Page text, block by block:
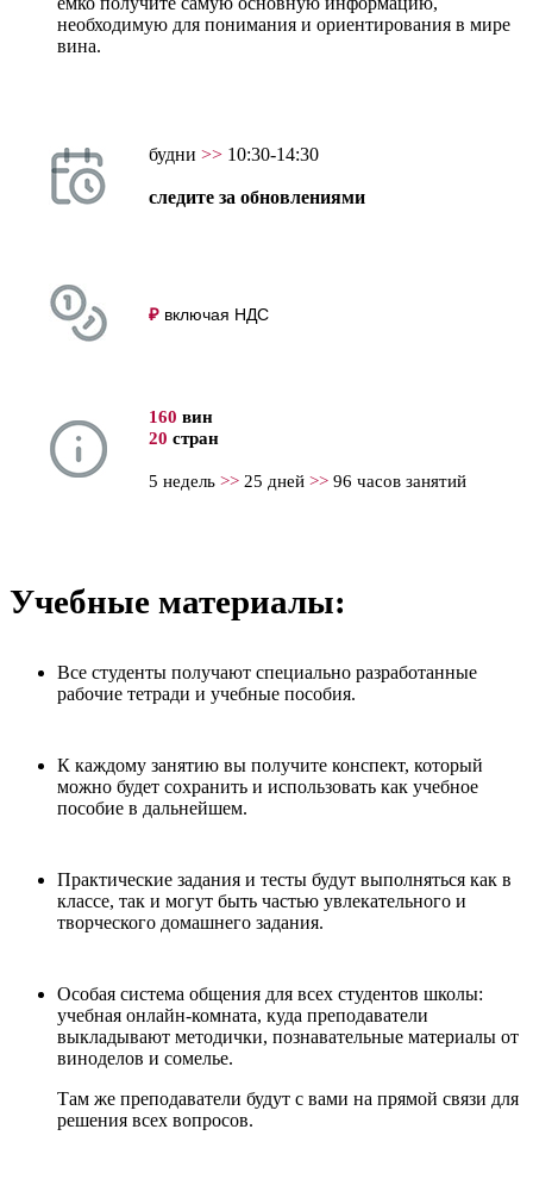
необходимую для понимания и ориентирования в мире
вина.
будни >> 10:30-14:30
следите за обновлениями
₽ включая НДС
160 вин
20 стран
5 недель >> 25 дней >> 96 часов занятий
Учебные материалы:
Все студенты получают специально разработанные
рабочие тетради и учебные пособия.
К каждому занятию вы получите конспект, который
можно будет сохранить и использовать как учебное
пособие в дальнейшем.
Практические задания и тесты будут выполняться как в
классе, так и могут быть частью увлекательного и
творческого домашнего задания.
Особая система общения для всех студентов школы:
учебная онлайн-комната, куда преподаватели
выкладывают методички, познавательные материалы от
виноделов и сомелье.
Там же преподаватели будут с вами на прямой связи для
решения всех вопросов.